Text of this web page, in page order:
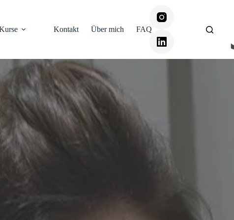
Kontakt Über mich FAQ